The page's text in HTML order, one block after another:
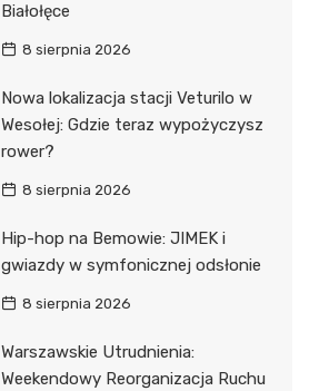
Białołęce
8 sierpnia 2026
Nowa lokalizacja stacji Veturilo w
Wesołej: Gdzie teraz wypożyczysz
rower?
8 sierpnia 2026
Hip-hop na Bemowie: JIMEK i
gwiazdy w symfonicznej odsłonie
8 sierpnia 2026
Warszawskie Utrudnienia:
Weekendowy Reorganizacja Ruchu